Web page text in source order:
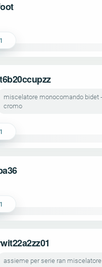
miscelatore monocomando bidet
cromo
assieme per serie ran miscelatore